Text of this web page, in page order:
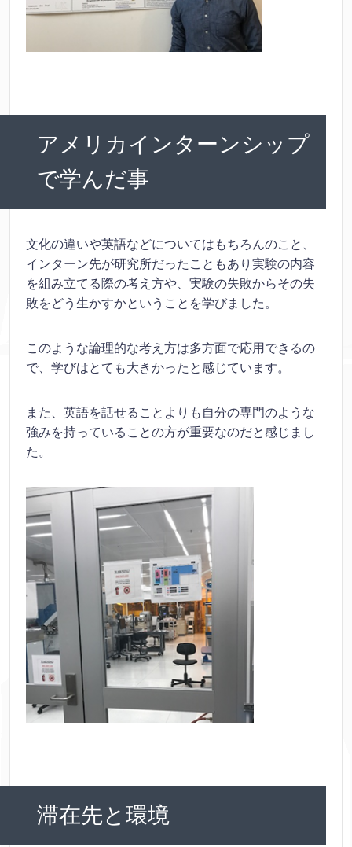
アメリカインターンシップ
で学んだ事
文化の違いや英語などについてはもちろんのこと、
インターン先が研究所だったこともあり実験の内容
を組み立てる際の考え方や、実験の失敗からその失
敗をどう生かすかということを学びました。
このような論理的な考え方は多方面で応用できるの
で、学びはとても大きかったと感じています。
また、英語を話せることよりも自分の専門のような
強みを持っていることの方が重要なのだと感じまし
た。
滞在先と環境